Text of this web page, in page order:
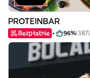
PROTEINBAR
Bezpłatnie 96%(387)